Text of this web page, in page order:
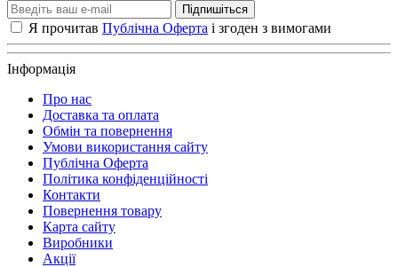
Підпишіться
Я прочитав Публічна Оферта і згоден з вимогами
Інформація
Про нас
Доставка та оплата
Обмін та повернення
Умови використання сайту
Публічна Оферта
Політика конфіденційності
Контакти
Повернення товару
Карта сайту
Виробники
Акції